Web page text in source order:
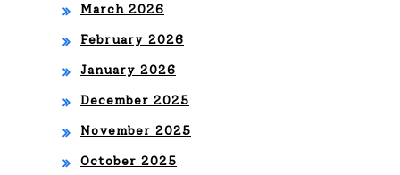
EG
RÍA
CO
March 2026
February 2026
January 2026
December 2025
November 2025
October 2025